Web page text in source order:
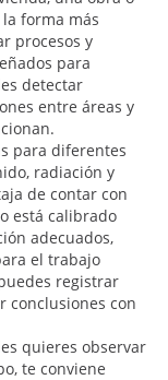
forma más
procesos y
para
detectar
entre áreas y
para diferentes
radiación y
de contar con
está calibrado
adecuados,
el trabajo
registrar
conclusiones con
quieres observar
te conviene